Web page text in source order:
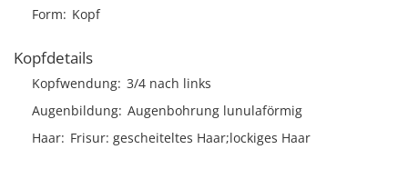
Form Kopf
Kopfdetails
Kopfwendung 3/4 nach links
Augenbildung Augenbohrung lunulaförmig
Haar Frisur gescheiteltes Haar;lockiges Haar